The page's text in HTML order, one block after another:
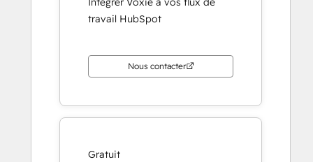
travail HubSpot
Nous contacter
Gratuit